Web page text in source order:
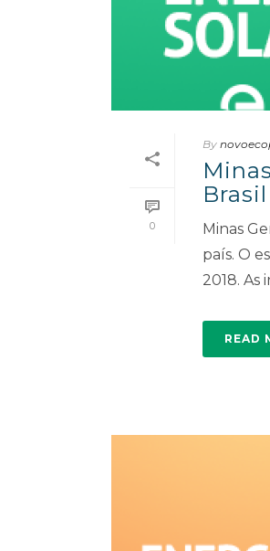
0
By
Brasil
Minas
país. O
2018. As
READ